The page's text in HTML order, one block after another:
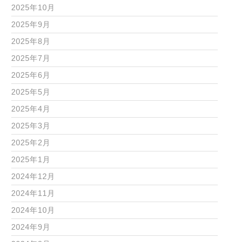
2025年10月
2025年9月
2025年8月
2025年7月
2025年6月
2025年5月
2025年4月
2025年3月
2025年2月
2025年1月
2024年12月
2024年11月
2024年10月
2024年9月